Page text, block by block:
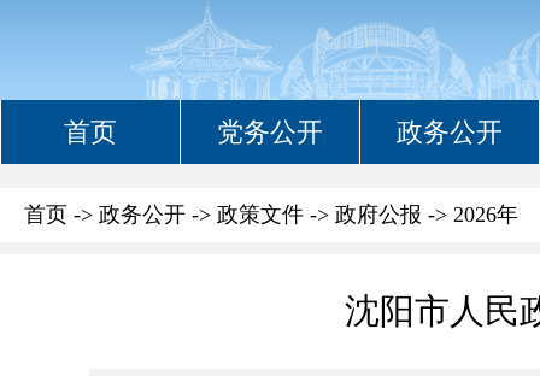
首页 党务公开 政务公开
首页 -> 政务公开 -> 政策文件 -> 政府公报 -> 2026年
沈阳市人民